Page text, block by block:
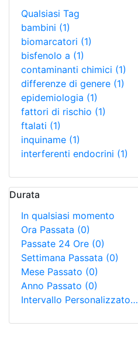
Qualsiasi Tag
bambini (1)
biomarcatori (1)
bisfenolo a (1)
contaminanti chimici (1)
differenze di genere (1)
epidemiologia (1)
fattori di rischio (1)
ftalati (1)
inquiname (1)
interferenti endocrini (1)
Durata
In qualsiasi momento
Ora Passata (0)
Passate 24 Ore (0)
Settimana Passata (0)
Mese Passato (0)
Anno Passato (0)
Intervallo Personalizzato…